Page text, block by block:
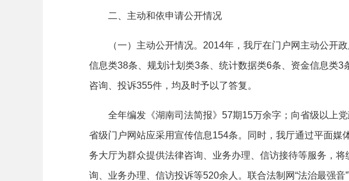
二、主动和依申请公开情况
（一）主动公开情况。 2014年，我厅在门户网主动公开
信息类38条、规划计划类3条、统计数据类6条、资金信息类3
咨询、投诉355件，均及时予以了答复。
全年编发《湖南司法简报》 57期15万余字；向省级以上
省级门户网站应采用宣传信息154条。同时，我厅通过平面媒
务大厅为群众提供法律咨询、业务办理、信访接待等服务，
询、业务办理、信访投诉等520余人。联合法制网“法治最强